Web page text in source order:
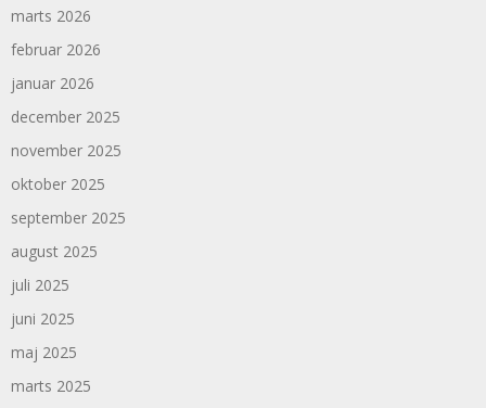
marts 2026
februar 2026
januar 2026
december 2025
november 2025
oktober 2025
september 2025
august 2025
juli 2025
juni 2025
maj 2025
marts 2025